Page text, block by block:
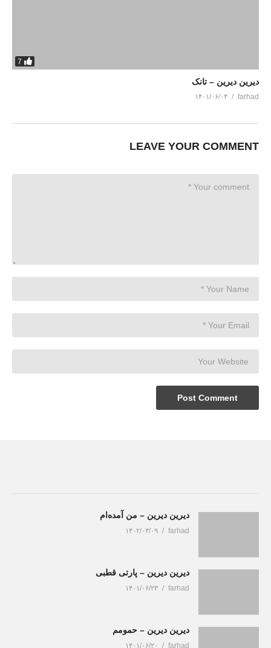
7
دیرین دیرین – تانک
farhad ۱۴۰۱/۰۶/۰۴
LEAVE YOUR COMMENT
دیرین دیرین – من آمده‌ام
farhad ۱۴۰۲/۰۳/۰۹
دیرین دیرین – پارتی قطبی
farhad ۱۴۰۱/۰۶/۲۳
دیرین دیرین – حمومم
farhad ۱۴۰۱/۰۶/۲۰